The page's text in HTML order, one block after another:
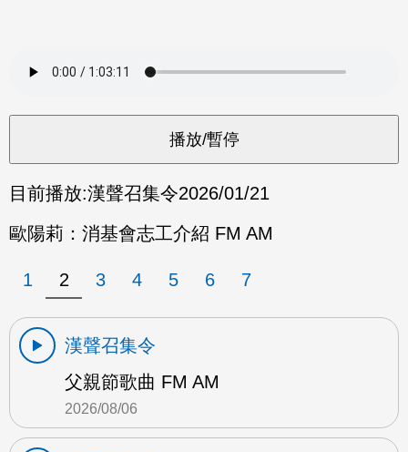
目前播放:漢聲召集令2026/01/21
歐陽莉：消基會志工介紹 FM AM
1 2 3 4 5 6 7
漢聲召集令
父親節歌曲 FM AM
2026/08/06